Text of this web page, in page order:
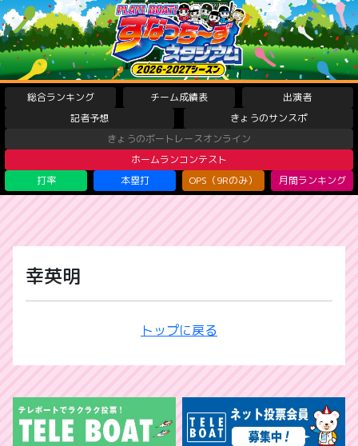
総合ランキング チーム成績表
出演者
記者予想
きょうのサンスポ
きょうのボートレースオンライン
ホームランコンテスト
打率
本塁打 OPS（9Rのみ） 月間ランキング
幸英明
トップに戻る